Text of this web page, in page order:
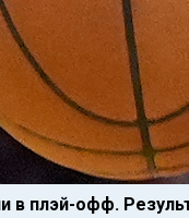
в плэй-офф.